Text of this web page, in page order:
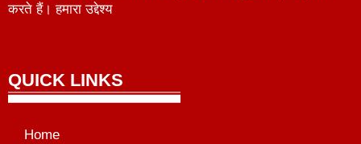
करते हैं। हमारा उद्देश्य
QUICK LINKS
Home